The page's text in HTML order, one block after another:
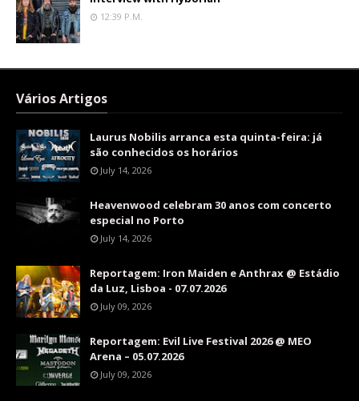
12:39 P.m.
Vários Artigos
Laurus Nobilis arranca esta quinta-feira: já
são conhecidos os horários
July 14, 2026
Heavenwood celebram 30 anos com concerto
especial no Porto
July 14, 2026
Reportagem: Iron Maiden e Anthrax @ Estádio
da Luz, Lisboa - 07.07.2026
July 09, 2026
Reportagem: Evil Live Festival 2026 @ MEO
Arena – 05.07.2026
July 09, 2026